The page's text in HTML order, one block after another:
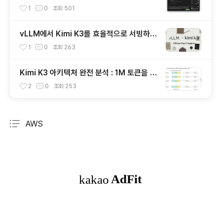
메모리로 실행하는 TurboFieldfare
1 0 조회 501
vLLM에서 Kimi K3를 효율적으로 서빙하는
방법과 주요 최적화 기술
1 0 조회 263
Kimi K3 아키텍처 완전 분석 : 1M 토큰을 구
현한 KDA, MoE, FlashKDA 그리고 Agen
2 0 조회 253
AWS